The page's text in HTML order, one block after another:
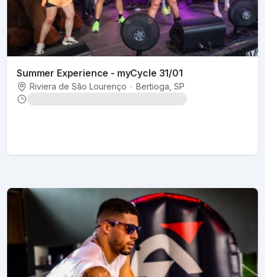
Summer Experience - myCycle 31/01
Riviera de São Lourenço • Bertioga , SP